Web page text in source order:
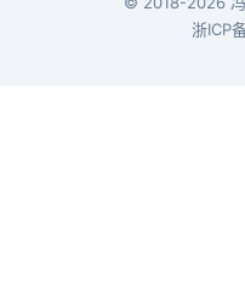
浙ICP